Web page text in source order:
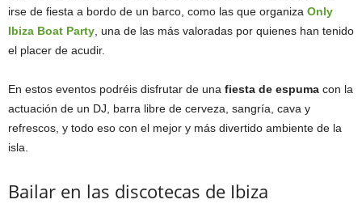
irse de fiesta a bordo de un barco, como las que organiza Only
Ibiza Boat Party, una de las más valoradas por quienes han tenido
el placer de acudir.
En estos eventos podréis disfrutar de una fiesta de espuma con la
actuación de un DJ, barra libre de cerveza, sangría, cava y
refrescos, y todo eso con el mejor y más divertido ambiente de la
isla.
Bailar en las discotecas de Ibiza